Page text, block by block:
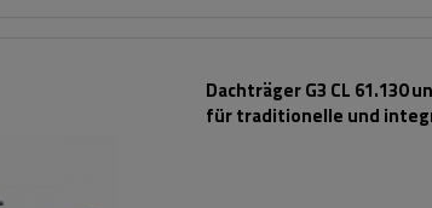
Dachträger G3 CL 61.130
für traditionelle und